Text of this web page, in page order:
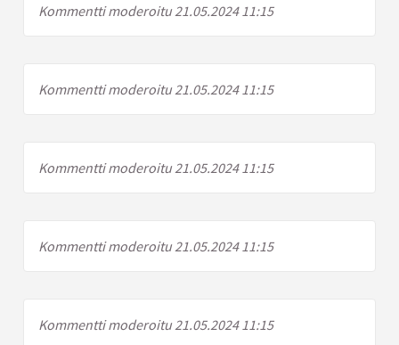
Kommentti moderoitu 21.05.2024 11:15
Kommentti moderoitu 21.05.2024 11:15
Kommentti moderoitu 21.05.2024 11:15
Kommentti moderoitu 21.05.2024 11:15
Kommentti moderoitu 21.05.2024 11:15